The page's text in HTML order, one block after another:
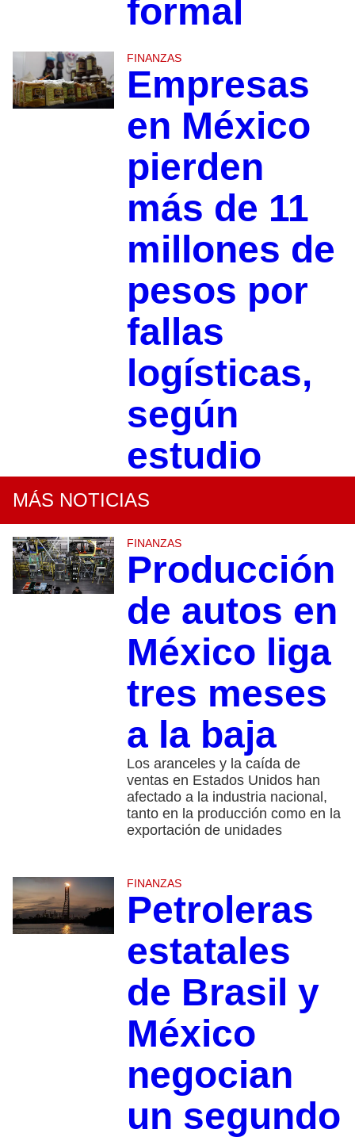
formal
FINANZAS
Empresas
en México
pierden
más de 11
millones de
pesos por
fallas
logísticas,
según
estudio
MÁS NOTICIAS
FINANZAS
Producción
de autos en
México liga
tres meses
a la baja
Los aranceles y la caída de
ventas en Estados Unidos han
afectado a la industria nacional,
tanto en la producción como en la
exportación de unidades
FINANZAS
Petroleras
estatales
de Brasil y
México
negocian
un segundo